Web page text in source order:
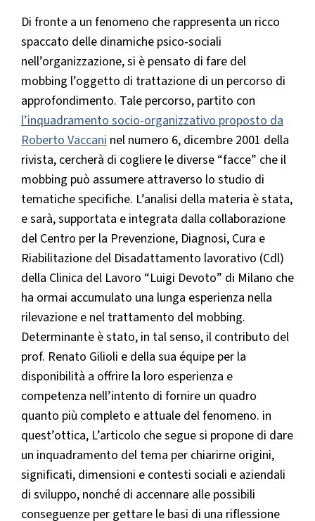
Di fronte a un fenomeno che rappresenta un ricco
spaccato delle dinamiche psico-sociali
nell’organizzazione, si è pensato di fare del
mobbing l’oggetto di trattazione di un percorso di
approfondimento. Tale percorso, partito con
l’inquadramento socio-organizzativo proposto da
Roberto Vaccani nel numero 6, dicembre 2001 della
rivista, cercherà di cogliere le diverse “facce” che il
mobbing può assumere attraverso lo studio di
tematiche specifiche. L’analisi della materia è stata,
e sarà, supportata e integrata dalla collaborazione
del Centro per la Prevenzione, Diagnosi, Cura e
Riabilitazione del Disadattamento lavorativo (Cdl)
della Clinica del Lavoro “Luigi Devoto” di Milano che
ha ormai accumulato una lunga esperienza nella
rilevazione e nel trattamento del mobbing.
Determinante è stato, in tal senso, il contributo del
prof. Renato Gilioli e della sua équipe per la
disponibilità a offrire la loro esperienza e
competenza nell’intento di fornire un quadro
quanto più completo e attuale del fenomeno. in
quest’ottica, L’articolo che segue si propone di dare
un inquadramento del tema per chiarirne origini,
significati, dimensioni e contesti sociali e aziendali
di sviluppo, nonché di accennare alle possibili
conseguenze per gettare le basi di una riflessione